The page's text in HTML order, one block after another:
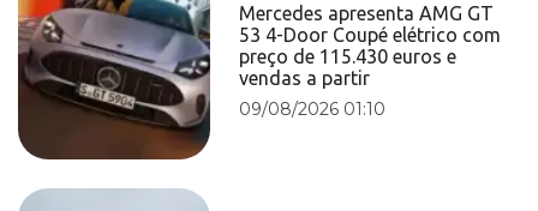
Mercedes apresenta AMG GT
53 4-Door Coupé elétrico com
preço de 115.430 euros e
vendas a partir
09/08/2026 01:10